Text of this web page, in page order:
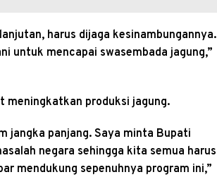
harus dijaga kesinambungannya.
untuk mencapai swasembada jagung,”
meningkatkan produksi jagung.
jangka panjang. Saya minta Bupati
negara sehingga kita semua harus
mendukung sepenuhnya program ini,”